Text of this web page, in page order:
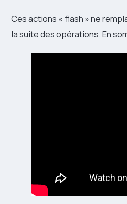
Ces actions « flash » ne
la suite des opérations. En